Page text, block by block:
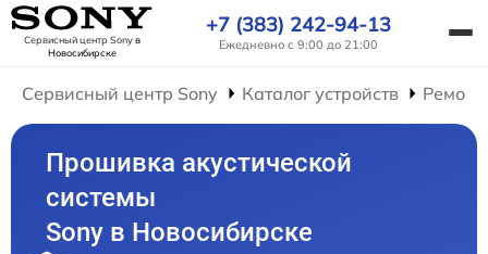
Сервисный центр Sonyв
Новосибирске
+7 (383) 242-94-13
Ежедневно с 9:00 до 21:00
Сервисный центр Sony Каталог устройств Ремонт
Прошивка акустической
системы
Sony в Новосибирске